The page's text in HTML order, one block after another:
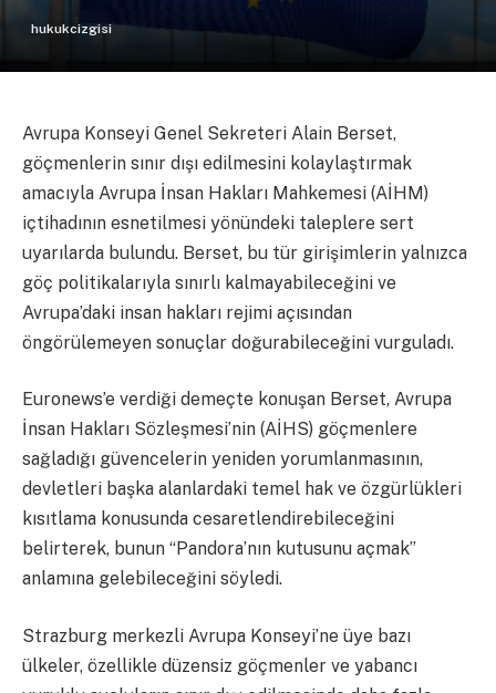
hukukcizgisi
Avrupa Konseyi Genel Sekreteri Alain Berset,
göçmenlerin sınır dışı edilmesini kolaylaştırmak
amacıyla Avrupa İnsan Hakları Mahkemesi (AİHM)
içtihadının esnetilmesi yönündeki taleplere sert
uyarılarda bulundu. Berset, bu tür girişimlerin yalnızca
göç politikalarıyla sınırlı kalmayabileceğini ve
Avrupa’daki insan hakları rejimi açısından
öngörülemeyen sonuçlar doğurabileceğini vurguladı.
Euronews’e verdiği demeçte konuşan Berset, Avrupa
İnsan Hakları Sözleşmesi’nin (AİHS) göçmenlere
sağladığı güvencelerin yeniden yorumlanmasının,
devletleri başka alanlardaki temel hak ve özgürlükleri
kısıtlama konusunda cesaretlendirebileceğini
belirterek, bunun “Pandora’nın kutusunu açmak”
anlamına gelebileceğini söyledi.
Strazburg merkezli Avrupa Konseyi’ne üye bazı
ülkeler, özellikle düzensiz göçmenler ve yabancı